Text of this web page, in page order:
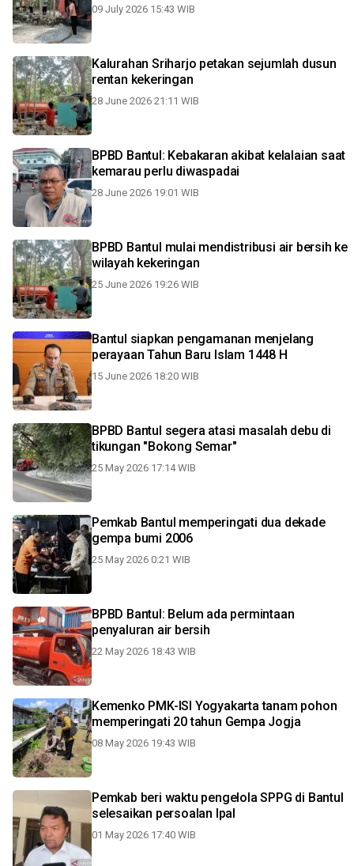
09 July 2026 15:43 WIB
Kalurahan Sriharjo petakan sejumlah dusun
rentan kekeringan
28 June 2026 21:11 WIB
BPBD Bantul: Kebakaran akibat kelalaian saat
kemarau perlu diwaspadai
28 June 2026 19:01 WIB
BPBD Bantul mulai mendistribusi air bersih ke
wilayah kekeringan
25 June 2026 19:26 WIB
Bantul siapkan pengamanan menjelang
perayaan Tahun Baru Islam 1448 H
15 June 2026 18:20 WIB
BPBD Bantul segera atasi masalah debu di
tikungan "Bokong Semar"
25 May 2026 17:14 WIB
Pemkab Bantul memperingati dua dekade
gempa bumi 2006
25 May 2026 0:21 WIB
BPBD Bantul: Belum ada permintaan
penyaluran air bersih
22 May 2026 18:43 WIB
Kemenko PMK-ISI Yogyakarta tanam pohon
memperingati 20 tahun Gempa Jogja
08 May 2026 19:43 WIB
Pemkab beri waktu pengelola SPPG di Bantul
selesaikan persoalan Ipal
01 May 2026 17:40 WIB